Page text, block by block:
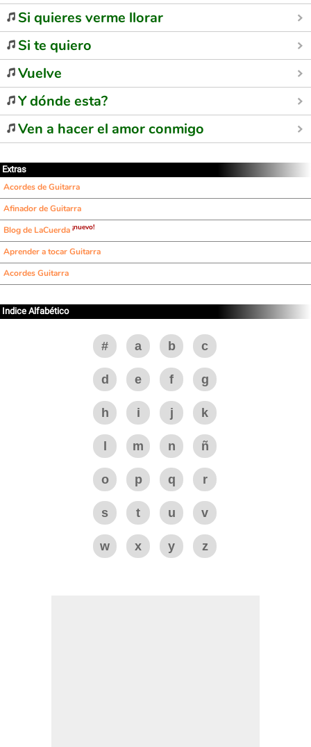
Si quieres verme llorar
Si te quiero
Vuelve
Y dónde esta?
Ven a hacer el amor conmigo
Extras
Acordes de Guitarra
Afinador de Guitarra
Blog de LaCuerda ¡nuevo!
Aprender a tocar Guitarra
Acordes Guitarra
Indice Alfabético
# a b c
d e f g
h i j k
m n ñ
o p q r
s t u v
w x y z